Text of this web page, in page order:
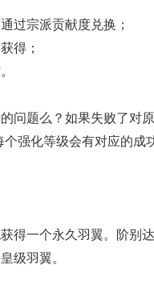
过宗派贡献度兑换；
得；
问题么？ 如果失败了对
个强化等级会有对应的成
得一个永久羽翼。阶别
级羽翼。